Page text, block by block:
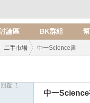
論區 BK群組
二手市場 中一Science書
回覆: 1
中一